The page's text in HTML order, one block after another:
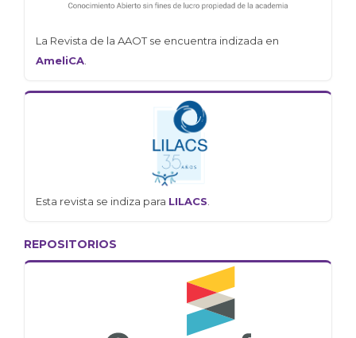
La Revista de la AAOT se encuentra indizada en
AmeliCA
Esta revista se indiza para LILACS
REPOSITORIOS